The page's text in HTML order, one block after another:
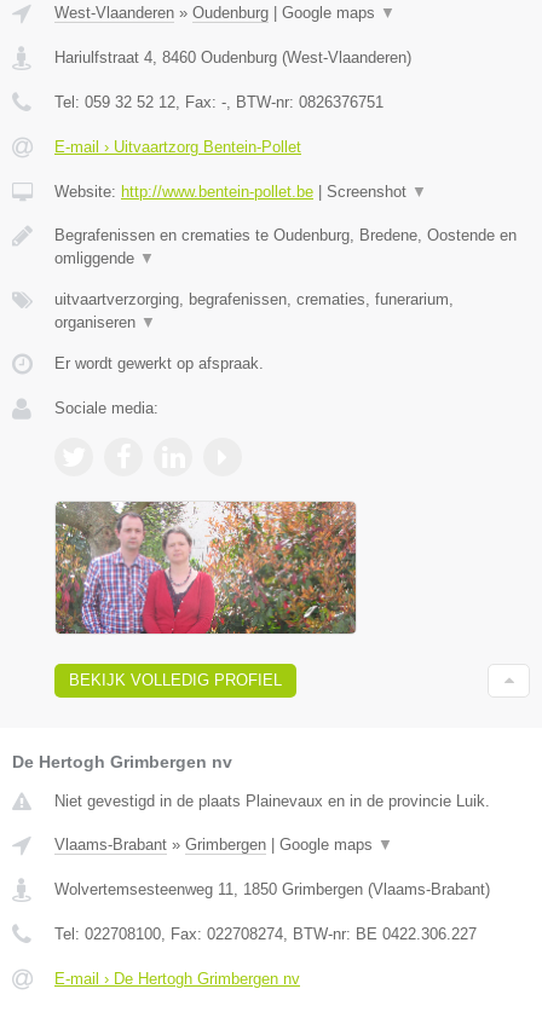
West-Vlaanderen » Oudenburg | Google maps ▼
Hariulfstraat 4 8460 Oudenburg (West-Vlaanderen)
Tel: 059 32 52 12 , Fax: - , BTW-nr: 0826376751
E-mail › Uitvaartzorg Bentein-Pollet
Website: http://www.bentein-pollet.be | Screenshot ▼
Begrafenissen en crematies te Oudenburg, Bredene, Oostende en
omliggende ▼
uitvaartverzorging, begrafenissen, crematies, funerarium,
organiseren ▼
Er wordt gewerkt op afspraak.
Sociale media:
BEKIJK VOLLEDIG PROFIEL
De Hertogh Grimbergen nv
Niet gevestigd in de plaats Plainevaux en in de provincie Luik.
Vlaams-Brabant » Grimbergen Google maps ▼
Wolvertemsesteenweg 11 1850 Grimbergen (Vlaams-Brabant)
Tel: 022708100 , Fax: 022708274 , BTW-nr: BE 0422.306.227
E-mail › De Hertogh Grimbergen nv